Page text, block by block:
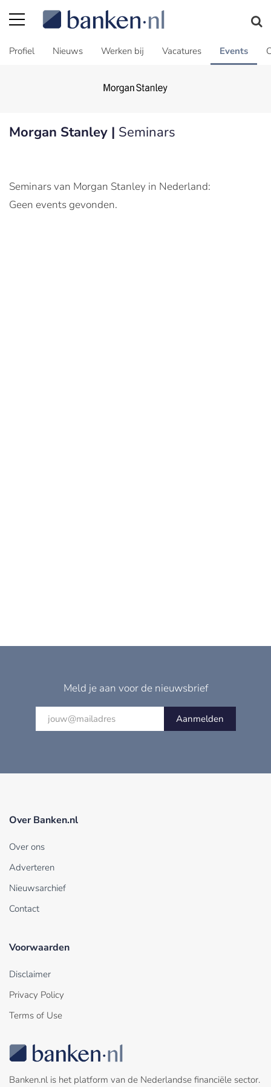
Profiel Nieuws Werken bij Vacatures Events
Morgan Stanley | Seminars
Seminars van Morgan Stanley in Nederland:
Geen events gevonden.
Meld je aan voor de nieuwsbrief
Aanmelden
Over Banken.nl
Over ons
Adverteren
Nieuwsarchief
Contact
Voorwaarden
Disclaimer
Privacy Policy
Terms of Use
Banken.nl is het platform van de Nederlandse financiële sector.